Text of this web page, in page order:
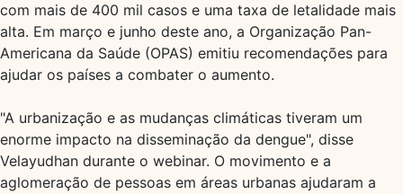
com mais de 400 mil casos e uma taxa de letalidade mais
alta. Em março e junho deste ano, a Organização Pan-
Americana da Saúde (OPAS) emitiu recomendações para
ajudar os países a combater o aumento.
"A urbanização e as mudanças climáticas tiveram um
enorme impacto na disseminação da dengue", disse
Velayudhan durante o webinar. O movimento e a
aglomeração de pessoas em áreas urbanas ajudaram a